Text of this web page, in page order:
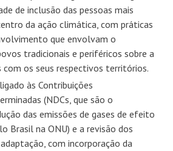
de inclusão das pessoas mais
da ação climática, com práticas
que envolvam o
tradicionais e periféricos sobre a
com os seus respectivos territórios.
às Contribuições
(NDCs, que são o
das emissões de gases de efeito
Brasil na ONU) e a revisão dos
com incorporação da